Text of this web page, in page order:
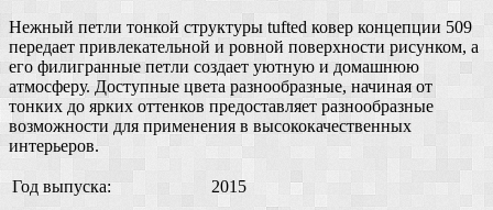
Нежный петли тонкой структуры tufted ковер концепции 509
передает привлекательной и ровной поверхности рисунком, а
его филигранные петли создает уютную и домашнюю
атмосферу. Доступные цвета разнообразные, начиная от
тонких до ярких оттенков предоставляет разнообразные
возможности для применения в высококачественных
интерьеров.
Год выпуска: 2015